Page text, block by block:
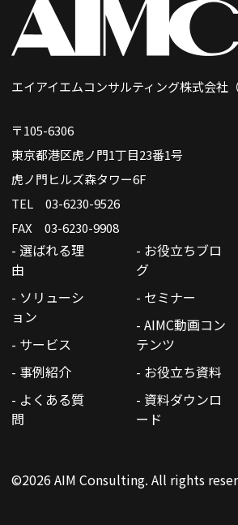
エイアイエムコンサルティング株式会社（
〒105-6306
東京都港区虎ノ門1丁目23番1号
虎ノ門ヒルズ森タワー6F
TEL 03-6230-9526
FAX 03-6230-9908
- 選ばれる理
由
- ソリューシ
ョン
- サービス
- 事例紹介
- よくある質
問
- お役立ちブロ
グ
- セミナー
- AIMC動画コン
テンツ
- お役立ち資料
- 資料ダウンロ
ード
©2026 AIM Consulting. All rights